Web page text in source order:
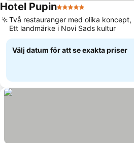
Hotel Pupin5 Stjärnor
Två restauranger med olika koncept,
Ett landmärke i Novi Sads kultur
Välj datum för att se exakta priser